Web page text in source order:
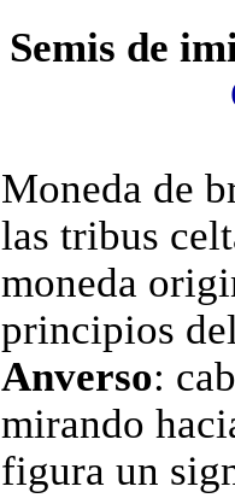
Semis de
Moneda de
las tribus
moneda
principios
Anverso:
mirando
figura un